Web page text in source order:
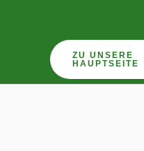
ZU UNSERE
HAUPTSEITE